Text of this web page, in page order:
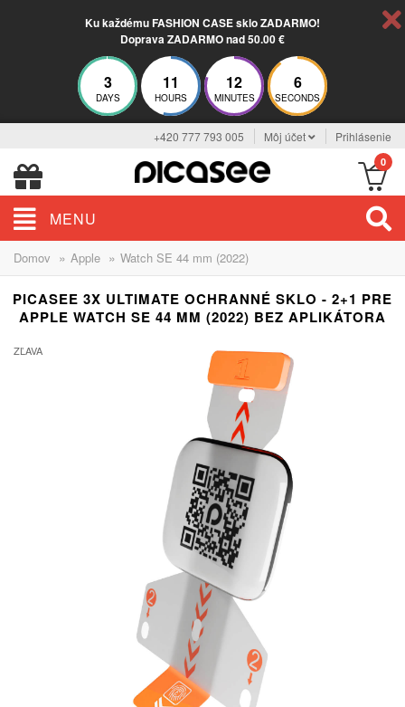
Ku každému FASHION CASE sklo ZADARMO!
Doprava ZADARMO nad 50.00 €
3
DAYS
11
HOURS
12
MINUTES
6
SECONDS
+420 777 793 005 Môj účet Prihlásenie
0
MENU
Domov » Apple » Watch SE 44 mm (2022)
PICASEE 3X ULTIMATE OCHRANNÉ SKLO - 2+1 PRE
APPLE WATCH SE 44 MM (2022) BEZ APLIKÁTORA
ZĽAVA